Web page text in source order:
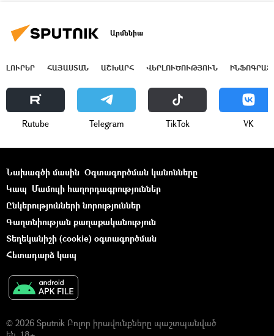
Արմենիա
ԼՈՒՐԵՐ ՀԱՅԱՍՏԱՆ ԱՇԽԱՐՀ ՎԵՐԼՈՒԾՈՒԹՅՈՒՆ
Rutube Telegram ТikТоk VK
Նախագծի մասին Օգտագործման կանոնները
Կապ Մամուլի հաղորդագրություններ
Ընկերությունների նորություններ
Գաղտնիության քաղաքականություն
Տեղեկանիշի (cookie) օգտագործման
Հետադարձ կապ
© 2026 Sputnik Բոլոր իրավունքները պաշտպանված